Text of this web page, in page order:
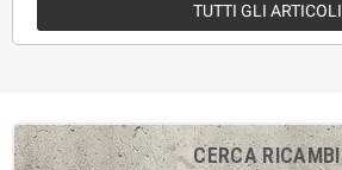
TUTTI GLI ARTICOLI
CERCA RICAMBI